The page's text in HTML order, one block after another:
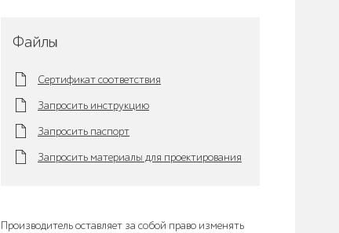
Файлы
Сертификат соответствия
Запросить инструкцию
Запросить паспорт
Запросить материалы для проектирования
Производитель оставляет за собой право изменять